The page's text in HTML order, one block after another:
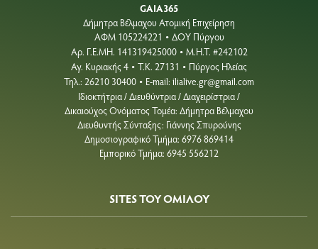
GAIA365
Δήμητρα Βέλμαχου Ατομική Επιχείρηση
ΑΦΜ 105224221 • ΔΟΥ Πύργου
Aρ. Γ.Ε.ΜΗ. 141319425000 • Μ.Η.Τ. #242102
Αγ. Κυριακής 4 • Τ.Κ. 27131 • Πύργος Ηλείας
Τηλ.: 26210 30400 • E-mail: ilialive.gr@gmail.com
Ιδιοκτήτρια / Διευθύντρια / Διαχειρίστρια /
Δικαιούχος Ονόματος Τομέα: Δήμητρα Βέλμαχου
Διευθυντής Σύνταξης: Γιάννης Σπυρούνης
Δημοσιογραφικό Τμήμα: 6976 869414
Εμπορικό Τμήμα: 6945 556212
SITES ΤΟΥ ΟΜΙΛΟΥ